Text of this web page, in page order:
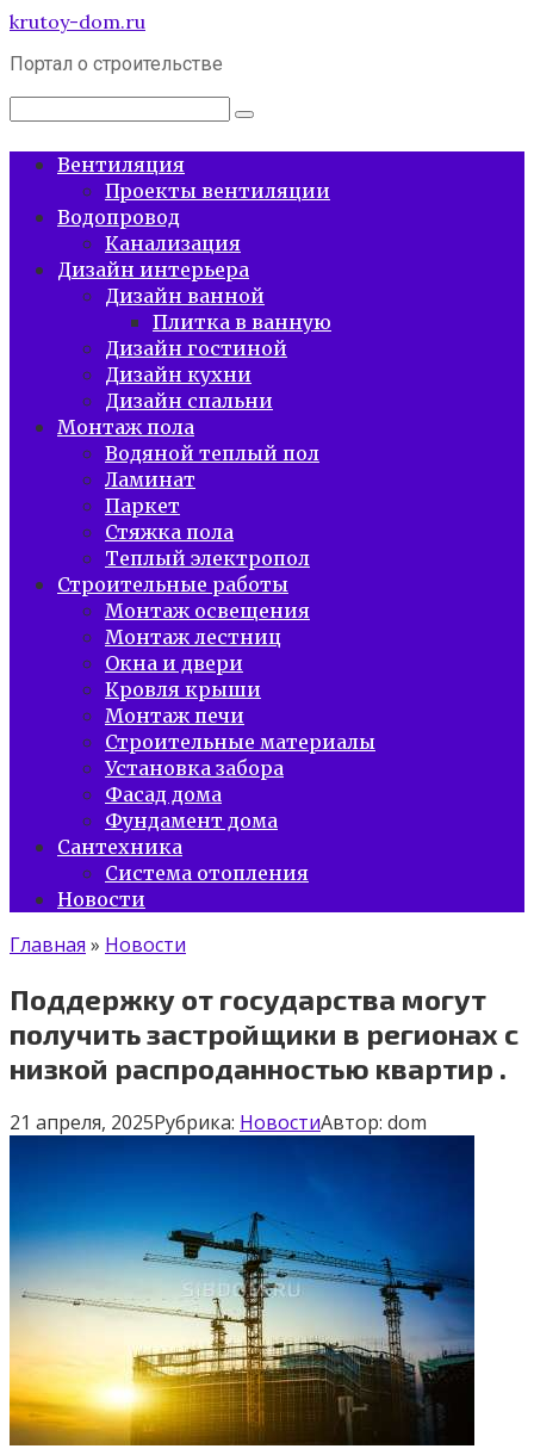
Перейти
контенту
krutoy-dom.ru
Портал о строительстве
Поиск:
Вентиляция
Проекты вентиляции
Водопровод
Канализация
Дизайн интерьера
Дизайн ванной
Плитка в ванную
Дизайн гостиной
Дизайн кухни
Дизайн спальни
Монтаж пола
Водяной теплый пол
Ламинат
Паркет
Стяжка пола
Теплый электропол
Строительные работы
Монтаж освещения
Монтаж лестниц
Окна и двери
Кровля крыши
Монтаж печи
Строительные материалы
Установка забора
Фасад дома
Фундамент дома
Сантехника
Система отопления
Новости
Главная » Новости
Поддержку от государства могут
получить застройщики в регионах с
низкой распроданностью квартир .
21 апреля, 2025Рубрика: НовостиАвтор: dom